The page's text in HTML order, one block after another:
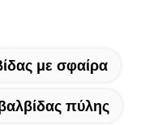
με σφαίρα
πύλης